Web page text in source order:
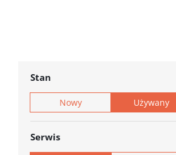
Stan
Nowy Używany
Serwis